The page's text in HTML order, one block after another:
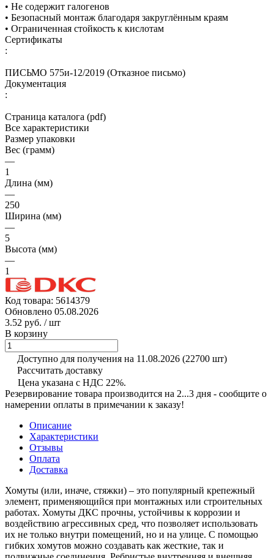
• Не содержит галогенов
• Безопасный монтаж благодаря закруглённым краям
• Ограниченная стойкость к кислотам
Сертификаты
:
ПИСЬМО 575и-12/2019 (Отказное письмо)
Документация
:
Страница каталога (pdf)
Все характеристики
Размер упаковки
Вес (грамм)
—
1
Длина (мм)
—
250
Ширина (мм)
—
5
Высота (мм)
—
1
Код товара: 5614379
Обновлено 05.08.2026
3.52 руб. / шт
В корзину
Доступно для получения на 11.08.2026 (22700 шт)
Рассчитать доставку
Цена указана с НДС 22%.
Резервирование товара производится на 2...3 дня - сообщите о
намерении оплаты в примечании к заказу!
Описание
Характеристики
Отзывы
Оплата
Доставка
Хомуты (или, иначе, стяжки) – это популярный крепежный
элемент, применяющийся при монтажных или строительных
работах. Хомуты ДКС прочны, устойчивы к коррозии и
воздействию агрессивных сред, что позволяет использовать
их не только внутри помещений, но и на улице. С помощью
гибких хомутов можно создавать как жесткие, так и